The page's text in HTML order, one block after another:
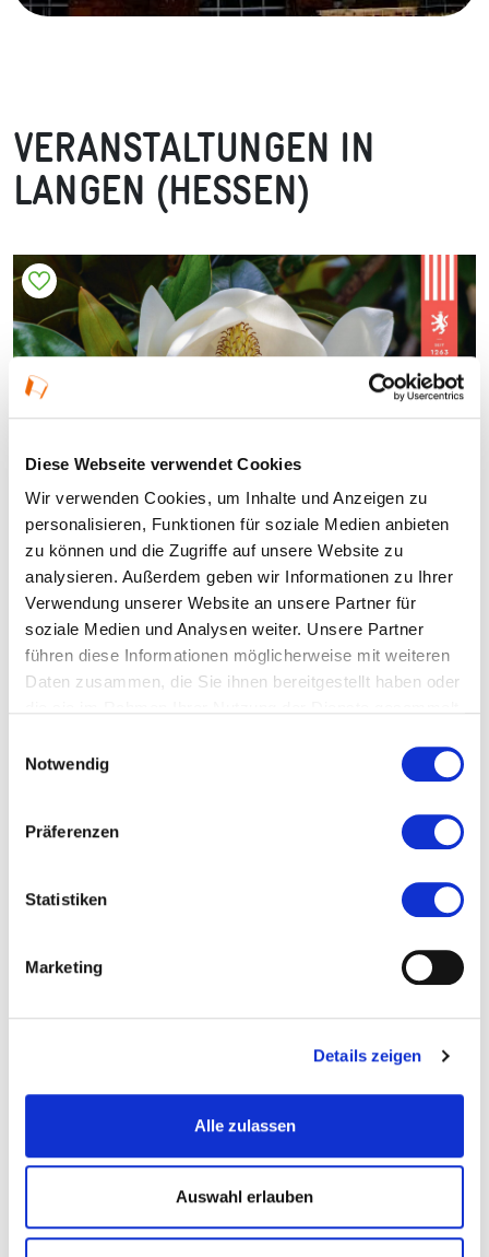
Diese Webseite verwendet Cookies
Wir verwenden Cookies, um Inhalte und Anzeigen zu
personalisieren, Funktionen für soziale Medien anbieten
zu können und die Zugriffe auf unsere Website zu
analysieren. Außerdem geben wir Informationen zu Ihrer
Verwendung unserer Website an unsere Partner für
soziale Medien und Analysen weiter. Unsere Partner
führen diese Informationen möglicherweise mit weiteren
Daten zusammen, die Sie ihnen bereitgestellt haben oder
Notwendig
Präferenzen
Statistiken
Marketing
Details zeigen
Alle zulassen
Auswahl erlauben
VERANSTALTUNGEN IN
LANGEN (HESSEN)
Das Fürstliche Gartenfest
Schloss Wolfsgarten
18.09.2026, 10:00 Uhr — 18:00 Uhr in Langen (Hessen)